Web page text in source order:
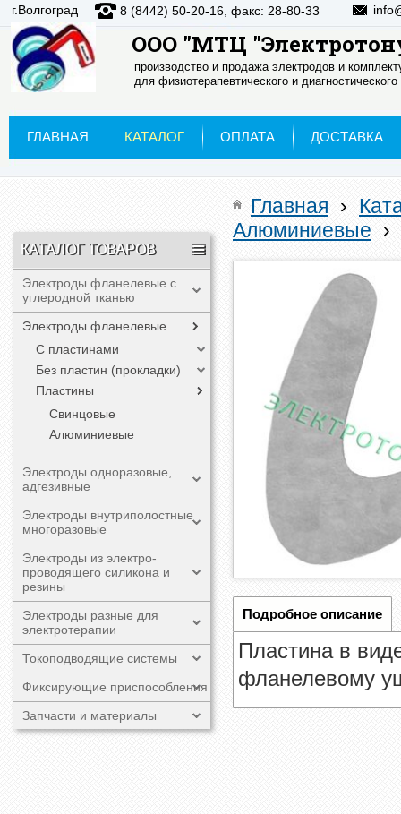
ООО "МТЦ
производство и продажа электродов и
для физиотерапевтического и
г.Волгоград 8 (8442) 50-20-16, факс: 28-80-33
ГЛАВНАЯ КАТАЛОГ ОПЛАТА ДОСТАВКА
КАТАЛОГ ТОВАРОВ
Электроды фланелевые с
углеродной тканью
Электроды фланелевые
С пластинами
Без пластин (прокладки)
Пластины
Свинцовые
Алюминиевые
Электроды одноразовые,
адгезивные
Электроды внутриполостные
многоразовые
Электроды из электро-
проводящего силикона и
резины
Электроды разные для
электротерапии
Токоподводящие системы
Фиксирующие приспособления
Запчасти и материалы
Главная ›
Алюминиевые ›
Подробное описание
Пластина в
фланелевому